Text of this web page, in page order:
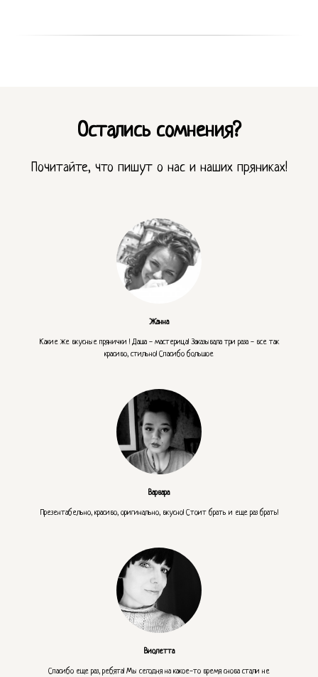
Остались сомнения?
Почитайте, что пишут о нас и наших пряниках!
Жанна
Какие же вкусные прянички ! Даша - мастерица! Заказывала три раза - все так
красиво, стильно! Спасибо большое
Варвара
Презентабельно, красиво, оригинально, вкусно! Стоит брать и еще раз брать!
Виолетта
Спасибо еще раз, ребята! Мы сегодня на какое-то время снова стали не